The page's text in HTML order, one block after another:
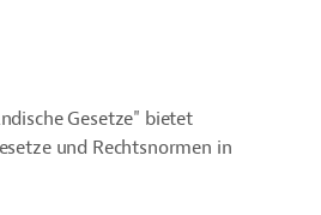
Gesetze" bietet
und Rechtsnormen in